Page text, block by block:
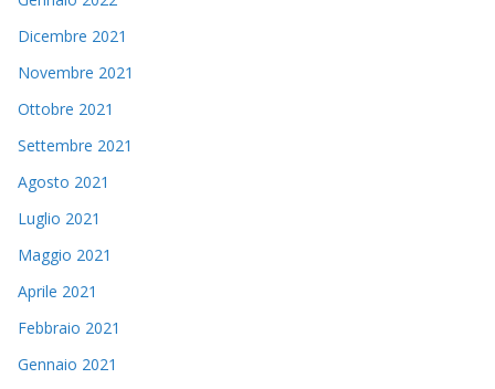
Dicembre 2021
Novembre 2021
Ottobre 2021
Settembre 2021
Agosto 2021
Luglio 2021
Maggio 2021
Aprile 2021
Febbraio 2021
Gennaio 2021